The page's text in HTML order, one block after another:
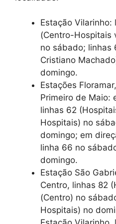
Estação
(Centro-Hospitais
no sábado; linhas
Cristiano
domingo.
Estações
Primeiro de Maio:
linhas 62
Hospitais) no
domingo; em
linha 66 no
domingo.
Estação São
Centro, linhas 82
(Centro) no
Hospitais) no